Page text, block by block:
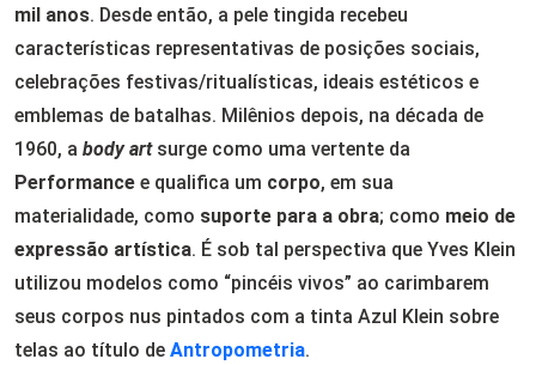
mil anos. Desde então, a pele tingida recebeu
características representativas de posições sociais,
celebrações festivas/ritualísticas, ideais estéticos e
emblemas de batalhas. Milênios depois, na década de
1960, a body art surge como uma vertente da
Performance e qualifica um corpo, em sua
materialidade, como suporte para a obra; como meio de
expressão artística. É sob tal perspectiva que Yves Klein
utilizou modelos como “pincéis vivos” ao carimbarem
seus corpos nus pintados com a tinta Azul Klein sobre
telas ao título de Antropometria.